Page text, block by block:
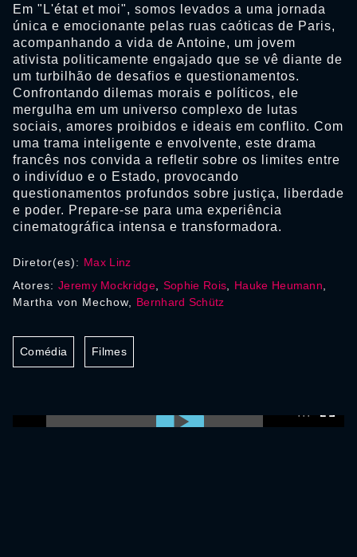
Em "L'état et moi", somos levados a uma jornada
única e emocionante pelas ruas caóticas de Paris,
acompanhando a vida de Antoine, um jovem
ativista politicamente engajado que se vê diante de
um turbilhão de desafios e questionamentos.
Confrontando dilemas morais e políticos, ele
mergulha em um universo complexo de lutas
sociais, amores proibidos e ideais em conflito. Com
uma trama inteligente e envolvente, este drama
francês nos convida a refletir sobre os limites entre
o indivíduo e o Estado, provocando
questionamentos profundos sobre justiça, liberdade
e poder. Prepare-se para uma experiência
cinematográfica intensa e transformadora.
Diretor(es): Max Linz
Atores: Jeremy Mockridge, Sophie Rois Hauke Heumann
Martha von Mechow, Bernhard Schütz
Comédia Filmes